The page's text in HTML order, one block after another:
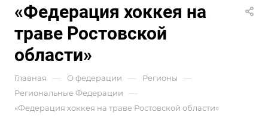
«Федерация хоккея на
траве Ростовской
области»
Главная — О федерации — Регионы —
Региональные Федерации —
«Федерация хоккея на траве Ростовской области»